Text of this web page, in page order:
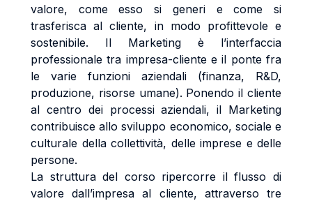
valore, come esso si generi e come si
trasferisca al cliente, in modo profittevole e
sostenibile. Il Marketing è l’interfaccia
professionale tra impresa-cliente e il ponte fra
le varie funzioni aziendali (finanza, R&D,
produzione, risorse umane). Ponendo il cliente
al centro dei processi aziendali, il Marketing
contribuisce allo sviluppo economico, sociale e
culturale della collettività, delle imprese e delle
persone.
La struttura del corso ripercorre il flusso di
valore dall’impresa al cliente, attraverso tre